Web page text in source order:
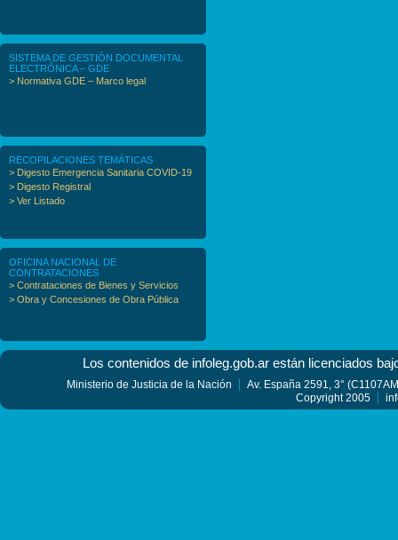
SISTEMA DE GESTIÓN DOCUMENTAL
ELECTRÓNICA – GDE
> Normativa GDE – Marco legal
RECOPILACIONES TEMÁTICAS
> Digesto Emergencia Sanitaria COVID-19
> Digesto Registral
> Ver Listado
OFICINA NACIONAL DE
CONTRATACIONES
> Contrataciones de Bienes y Servicios
> Obra y Concesiones de Obra Pública
Los contenidos de infoleg.gob.ar están licenciados
Ministerio de Justicia de la Nación
Av. España 2591, 3°
Copyright 2005